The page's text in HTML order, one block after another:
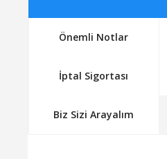
30 Ağustos 2026 - 02 Eylül 2026
Önemli Notlar
İptal Sigortası
Biz Sizi Arayalım